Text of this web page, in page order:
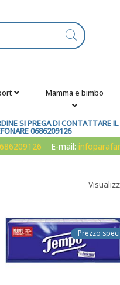
Mamma e bimbo
SI PREGA DI CONTATTARE
0686209126
E-mail:
Prezzo